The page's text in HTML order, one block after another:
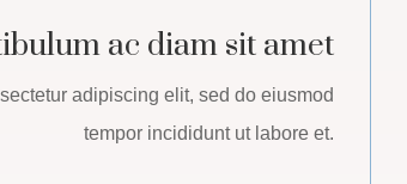
ac diam sit amet
adipiscing elit, sed do eiusmod
tempor incididunt ut labore et.